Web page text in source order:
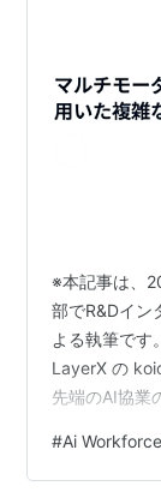
※本記事は、
部でR&Dイン
よる執筆です
LayerX の
先端のAI協業
部 R&D チー
（
#Ai